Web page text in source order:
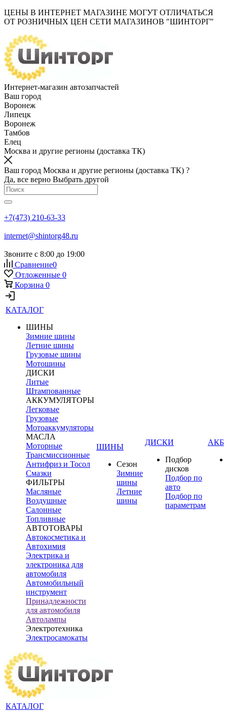
ЦЕНЫ В ИНТЕРНЕТ МАГАЗИНЕ МОГУТ ОТЛИЧАТЬСЯ
ОТ РОЗНИЧНЫХ ЦЕН СЕТИ МАГАЗИНОВ "ШИНТОРГ"
Интернет-магазин автозапчастей
Ваш город
Воронеж
Липецк
Воронеж
Тамбов
Елец
Москва и другие регионы (доставка ТК)
Ваш город Москва и другие регионы (доставка ТК) ?
Да, все верно Выбрать другой
+7(473) 210-63-33
internet@shintorg48.ru
Звоните с 8:00 до 19:00
Сравнение0
Отложенные 0
Корзина 0
КАТАЛОГ
ШИНЫ
Зимние шины
Летние шины
Грузовые шины
Мотошины
ДИСКИ
Литые
Штампованные
АККУМУЛЯТОРЫ
Легковые
Грузовые
Мотоаккумуляторы
МАСЛА
Моторные
Трансмиссионные
Антифриз и Тосол
Смазки
ФИЛЬТРЫ
Масляные
Воздушные
Салонные
Топливные
АВТОТОВАРЫ
Автокосметика и
Автохимия
Электрика и
электроника для
автомобиля
Автомобильный
инструмент
Принадлежности
для автомобиля
Автолампы
Электротехника
Электросамокаты
ШИНЫ
Сезон
Зимние
шины
Летние
шины
ДИСКИ
Подбор
дисков
Подбор по
авто
Подбор по
параметрам
АКБ
КАТАЛОГ